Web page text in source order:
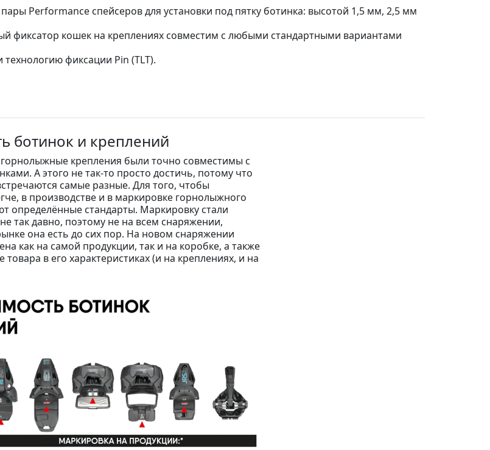
Performance спейсеров для установки под пятку ботинка: высотой 1,5 мм, 2,5 мм
фиксатор кошек на креплениях совместим с любыми стандартными вариантами
фиксации Pin (TLT).
ботинок и креплений
крепления были точно совместимы с
А этого не так-то просто достичь, потому что
самые разные. Для того, чтобы
в производстве и в маркировке горнолыжного
определённые стандарты. Маркировку стали
так давно, поэтому не на всем снаряжении,
она есть до сих пор. На новом снаряжении
как на самой продукции, так и на коробке, а также
товара в его характеристиках (и на креплениях, и на